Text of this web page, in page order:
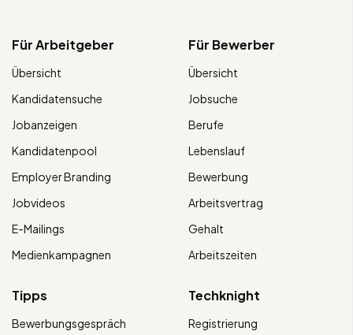
Für Arbeitgeber
Übersicht
Kandidatensuche
Jobanzeigen
Kandidatenpool
Employer Branding
Jobvideos
E-Mailings
Medienkampagnen
Für Bewerber
Übersicht
Jobsuche
Berufe
Lebenslauf
Bewerbung
Arbeitsvertrag
Gehalt
Arbeitszeiten
Tipps
Bewerbungsgespräch
Techknight
Registrierung